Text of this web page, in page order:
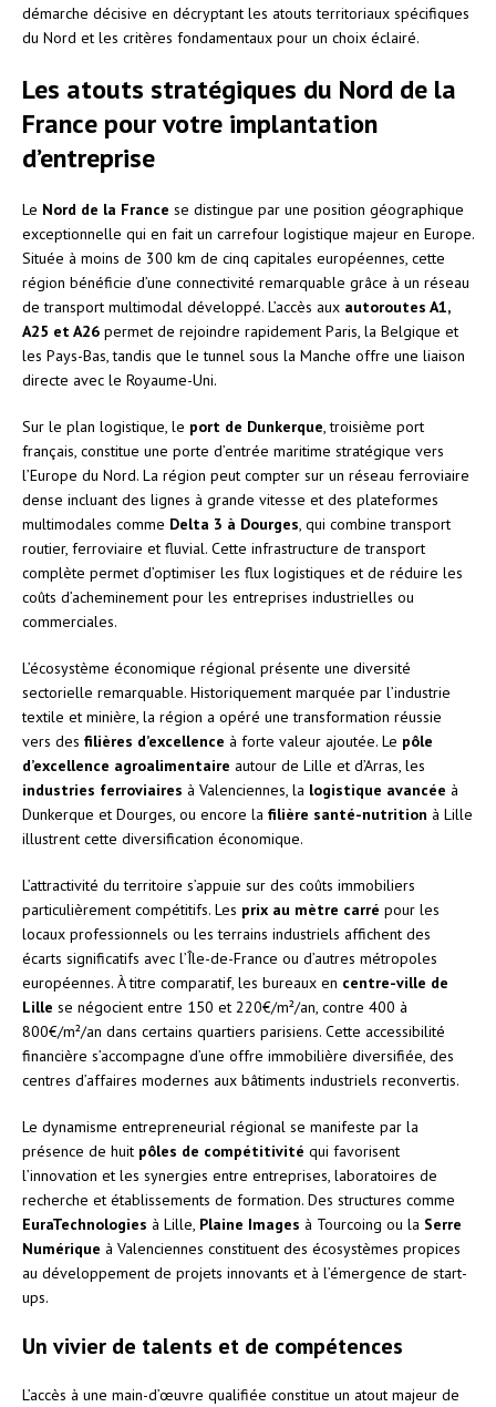
démarche décisive en décryptant les atouts territoriaux spécifiques
du Nord et les critères fondamentaux pour un choix éclairé.
Les atouts stratégiques du Nord de la
France pour votre implantation
d’entreprise
Le Nord de la France se distingue par une position géographique
exceptionnelle qui en fait un carrefour logistique majeur en Europe.
Située à moins de 300 km de cinq capitales européennes, cette
région bénéficie d’une connectivité remarquable grâce à un réseau
de transport multimodal développé. L’accès aux autoroutes A1,
A25 et A26 permet de rejoindre rapidement Paris, la Belgique et
les Pays-Bas, tandis que le tunnel sous la Manche offre une liaison
directe avec le Royaume-Uni.
Sur le plan logistique, le port de Dunkerque , troisième port
français, constitue une porte d’entrée maritime stratégique vers
l’Europe du Nord. La région peut compter sur un réseau ferroviaire
dense incluant des lignes à grande vitesse et des plateformes
multimodales comme Delta 3 à Dourges , qui combine transport
routier, ferroviaire et fluvial. Cette infrastructure de transport
complète permet d’optimiser les flux logistiques et de réduire les
coûts d’acheminement pour les entreprises industrielles ou
commerciales.
L’écosystème économique régional présente une diversité
sectorielle remarquable. Historiquement marquée par l’industrie
textile et minière, la région a opéré une transformation réussie
vers des filières d’excellence à forte valeur ajoutée. Le pôle
d’excellence agroalimentaire autour de Lille et d’Arras, les
industries ferroviaires à Valenciennes, la logistique avancée à
Dunkerque et Dourges, ou encore la filière santé-nutrition à Lille
illustrent cette diversification économique.
L’attractivité du territoire s’appuie sur des coûts immobiliers
particulièrement compétitifs. Les prix au mètre carré pour les
locaux professionnels ou les terrains industriels affichent des
écarts significatifs avec l’Île-de-France ou d’autres métropoles
européennes. À titre comparatif, les bureaux en centre-ville de
Lille se négocient entre 150 et 220€/m²/an, contre 400 à
800€/m²/an dans certains quartiers parisiens. Cette accessibilité
financière s’accompagne d’une offre immobilière diversifiée, des
centres d’affaires modernes aux bâtiments industriels reconvertis.
Le dynamisme entrepreneurial régional se manifeste par la
présence de huit pôles de compétitivité qui favorisent
l’innovation et les synergies entre entreprises, laboratoires de
recherche et établissements de formation. Des structures comme
EuraTechnologies à Lille, Plaine Images à Tourcoing ou la Serre
Numérique à Valenciennes constituent des écosystèmes propices
au développement de projets innovants et à l’émergence de start-
ups.
Un vivier de talents et de compétences
L’accès à une main-d’œuvre qualifiée constitue un atout majeur de